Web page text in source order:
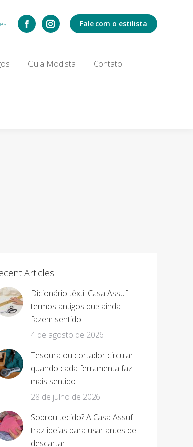
Fale com o estilista
Guia Modista Contato
Articles
Dicionário têxtil Casa Assuf:
termos antigos que ainda
fazem sentido
4 de agosto de 2026
Tesoura ou cortador circular:
quando cada ferramenta faz
mais sentido
28 de julho de 2026
Sobrou tecido? A Casa Assuf
traz ideias para usar antes de
descartar
Search: